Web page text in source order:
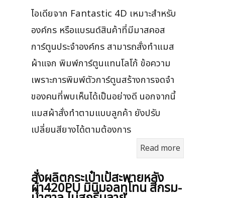
ไอเดียจาก Fantastic 4D เหมาะสำหรับ
องค์กร หรือแบรนด์สินค้าที่มีมาสคอส
การ์ตูนประจำองค์กร สามารถสั่งทำแมส
ผ้าแจก พิมพ์การ์ตูนแทนโลโก้ ข้อความ
เพราะการพิมพ์ตัวการ์ตูนสร้างการจดจำ
ของคนที่พบเห็นได้เป็นอย่างดี นอกจากนี้
แมสผ้าสั่งทำตามแบบลูกค้า ยังปรับ
เปลี่ยนสียางได้ตามต้องการ
Read more
สั่งผลิตกระเป๋าเป้สะพายหลัง
ผ้า420PU มินิมอลทูโทน สีกรม-